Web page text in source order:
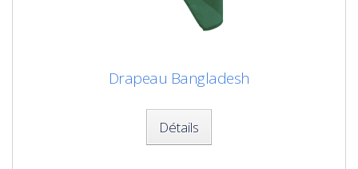
Drapeau Bangladesh
Détails